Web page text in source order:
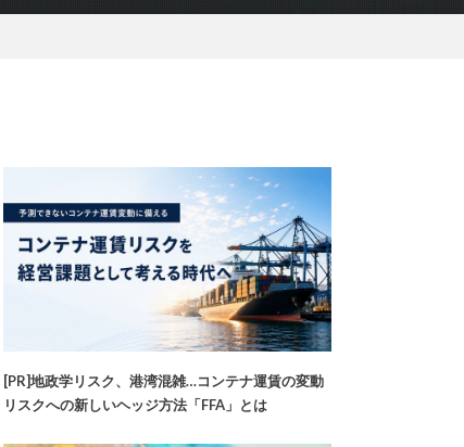
[PR]地政学リスク、港湾混雑…コンテナ運賃の変動
リスクへの新しいヘッジ方法「FFA」とは